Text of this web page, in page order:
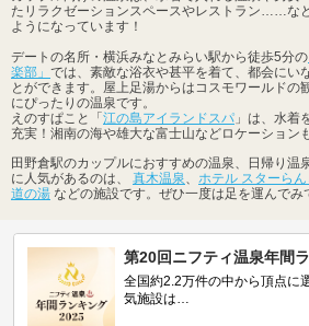
たリラクゼーションスペースやレストラン……な
ようになっています！
デートの名所・横浜みなとみらい駅から徒歩5分の
楽部」 では、素敵な浴衣や甚平を着て、都会にい
とができます。屋上足湯からはコスモワールドの
にぴったりの温泉です。
えのすぱこと「江の島アイランドスパ 」は、水着
充実！湘南の海や雄大な富士山などロケーション
田野倉駅のカップルにおすすめの温泉、日帰り温
に人気があるのは、 真木温泉 ホテル スターら
道の湯 などの施設です。ぜひ一度は足を運んでみ
第20回ニフティ温泉年間
全国約2.2万件の中から頂点に
気施設は…